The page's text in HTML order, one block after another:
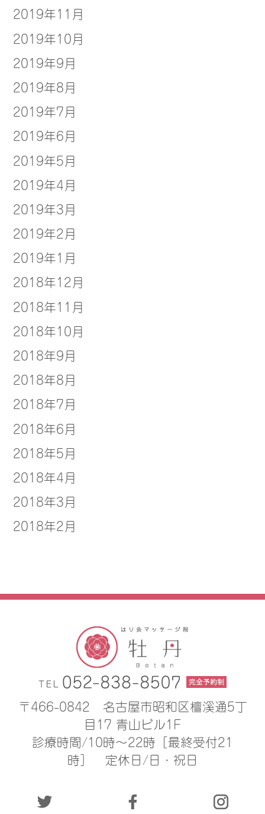
2019年11月
2019年10月
2019年9月
2019年8月
2019年7月
2019年6月
2019年5月
2019年4月
2019年3月
2019年2月
2019年1月
2018年12月
2018年11月
2018年10月
2018年9月
2018年8月
2018年7月
2018年6月
2018年5月
2018年4月
2018年3月
2018年2月
〒466-0842
名古屋市昭和区檀溪通5丁
目17 青山ビル1F
診療時間/10時〜22時［最終受付21
時］
定休日/日・祝日